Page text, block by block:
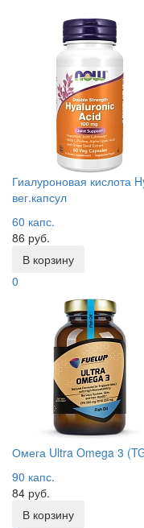
Гиалуроновая кислота
вег.капсул
60 капс.
86 руб.
В корзину
0
Омега Ultra Omega 3
90 капс.
84 руб.
В корзину